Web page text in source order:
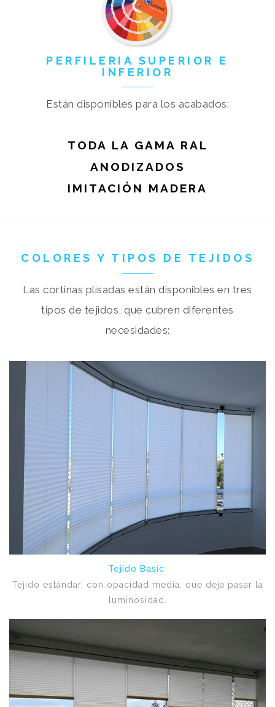
PERFILERIA SUPERIOR E
INFERIOR
Están disponibles para los acabados:
TODA LA GAMA RAL
ANODIZADOS
IMITACIÓN MADERA
COLORES Y TIPOS DE TEJIDOS
Las cortinas plisadas están disponibles en tres
tipos de tejidos, que cubren diferentes
necesidades:
Tejido Basic
Tejido estándar, con opacidad media, que deja pasar la
luminosidad.